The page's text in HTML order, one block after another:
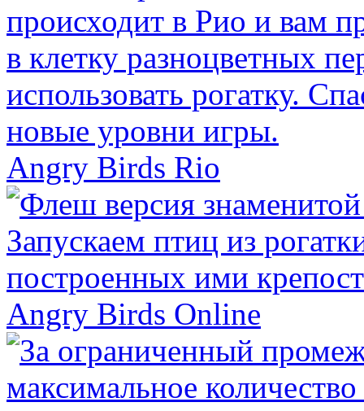
Angry Birds Rio
Angry Birds Online